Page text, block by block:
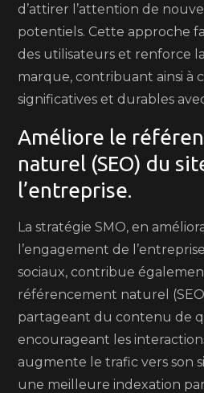
d’attirer l’attention de
potentiels. Cette approche
des utilisateurs et renforce
marque, contribuant ainsi à
significatives et durables
Améliore le
naturel (SEO) du
l’entreprise.
La stratégie SMO, en
l’engagement de
sociaux, contribue
référencement naturel
partageant du contenu de
encourageant les
augmente le trafic vers son
une meilleure indexation